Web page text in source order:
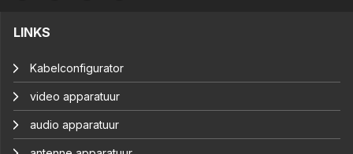
LINKS
Kabelconfigurator
video apparatuur
audio apparatuur